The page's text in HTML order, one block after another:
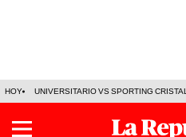
HOY UNIVERSITARIO VS SPORTING CRISTAL